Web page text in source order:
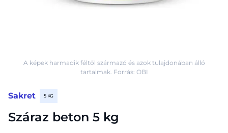
Sakret 5 KG
Száraz beton 5 kg
A képek harmadik féltől származó és azok tulajdonában álló
tartalmak. Forrás: OBI